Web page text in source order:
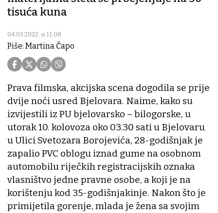
tisuća kuna
04.03.2022. u 11:08
Piše: Martina Čapo
Prava filmska, akcijska scena dogodila se prije
dvije noći usred Bjelovara. Naime, kako su
izvijestili iz PU bjelovarsko – bilogorske, u
utorak 10. kolovoza oko 03.30 sati u Bjelovaru
u Ulici Svetozara Borojevića, 28-godišnjak je
zapalio PVC oblogu iznad gume na osobnom
automobilu riječkih registracijskih oznaka
vlasništvo jedne pravne osobe, a koji je na
korištenju kod 35-godišnjakinje. Nakon što je
primijetila gorenje, mlada je žena sa svojim